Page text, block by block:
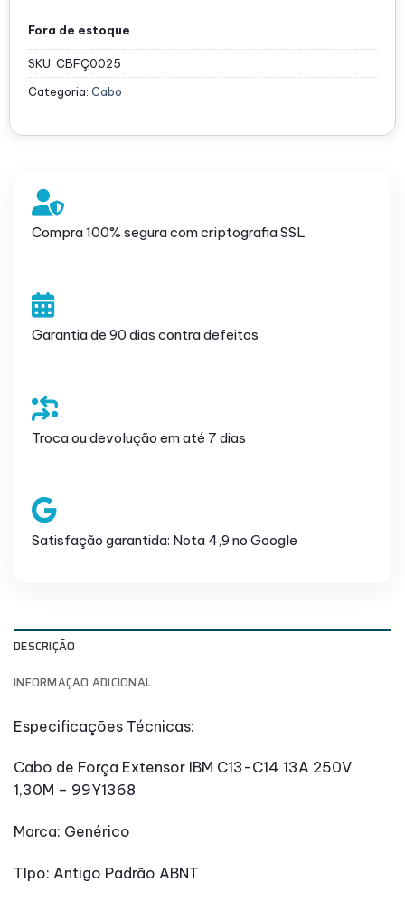
Fora de estoque
SKU: CBFÇ0025
Categoria: Cabo
Compra 100% segura com criptografia SSL
Garantia de 90 dias contra defeitos
Troca ou devolução em até 7 dias
Satisfação garantida: Nota 4,9 no Google
DESCRIÇÃO
INFORMAÇÃO ADICIONAL
Especificações Técnicas:
Cabo de Força Extensor IBM C13-C14 13A 250V
1,30M – 99Y1368
Marca: Genérico
TIpo: Antigo Padrão ABNT